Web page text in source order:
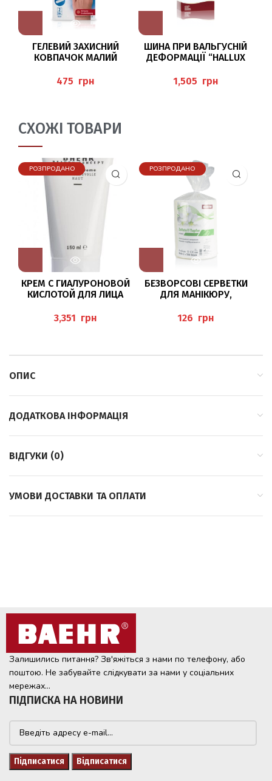
ГЕЛЕВИЙ ЗАХИСНИЙ
КОВПАЧОК МАЛИЙ
PEDIBAEHR
грн
ШИНА ПРИ ВАЛЬГУСНІЙ
ДЕФОРМАЦІЇ “HALLUX
ПРАВА СТОРОНА BORT
грн
СХОЖІ ТОВАРИ
РОЗПРОДАНО
КРЕМ С ГИАЛУРОНОВОЙ
КИСЛОТОЙ ДЛЯ ЛИЦА
“HYALURONCREME”
BAEHR
грн
РОЗПРОДАНО
БЕЗВОРСОВІ СЕРВЕТКИ
ДЛЯ МАНІКЮРУ,
TUPFER), BAEHR
грн
ОПИС
ДОДАТКОВА ІНФОРМАЦІЯ
ВІДГУКИ (0)
УМОВИ ДОСТАВКИ ТА ОПЛАТИ
Залишились питання? Зв'яжіться з нами по телефону, або
поштою. Не забувайте слідкувати за нами у соціальних
мережах...
ПІДПИСКА НА НОВИНИ